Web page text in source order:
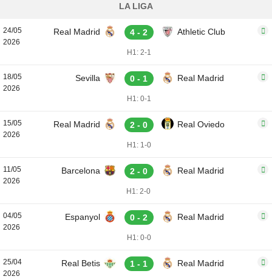
LA LIGA
24/05
2026
Real Madrid 4 - 2 Athletic Club
H1: 2-1
18/05
2026
Sevilla 0 - 1 Real Madrid
H1: 0-1
15/05
2026
Real Madrid 2 - 0 Real Oviedo
H1: 1-0
11/05
2026
Barcelona 2 - 0 Real Madrid
H1: 2-0
04/05
2026
Espanyol 0 - 2 Real Madrid
H1: 0-0
25/04
2026
Real Betis 1 - 1 Real Madrid